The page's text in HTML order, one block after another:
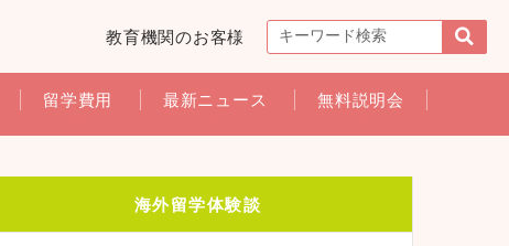
教育機関のお客様
留学費用 最新ニュース 無料説明会
海外留学体験談